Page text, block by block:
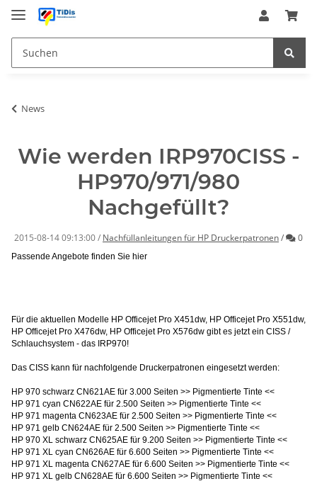
News
Wie werden IRP970CISS -
HP970/971/980
Nachgefüllt?
2015-08-14 09:13:00/ Nachfüllanleitungen für HP Druckerpatronen/ 0
Passende Angebote finden Sie hier
Für die aktuellen Modelle HP Officejet Pro X451dw, HP Officejet Pro X551dw,
HP Officejet Pro X476dw, HP Officejet Pro X576dw gibt es jetzt ein CISS /
Schlauchsystem - das IRP970!
Das CISS kann für nachfolgende Druckerpatronen eingesetzt werden:
HP 970 schwarz CN621AE für 3.000 Seiten >> Pigmentierte Tinte <<
HP 971 cyan CN622AE für 2.500 Seiten >> Pigmentierte Tinte <<
HP 971 magenta CN623AE für 2.500 Seiten >> Pigmentierte Tinte <<
HP 971 gelb CN624AE für 2.500 Seiten >> Pigmentierte Tinte <<
HP 970 XL schwarz CN625AE für 9.200 Seiten >> Pigmentierte Tinte <<
HP 971 XL cyan CN626AE für 6.600 Seiten >> Pigmentierte Tinte <<
HP 971 XL magenta CN627AE für 6.600 Seiten >> Pigmentierte Tinte <<
HP 971 XL gelb CN628AE für 6.600 Seiten >> Pigmentierte Tinte <<